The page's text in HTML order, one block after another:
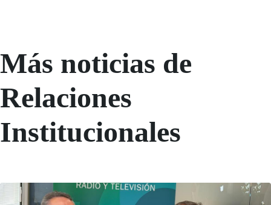
Más noticias de
Relaciones
Institucionales